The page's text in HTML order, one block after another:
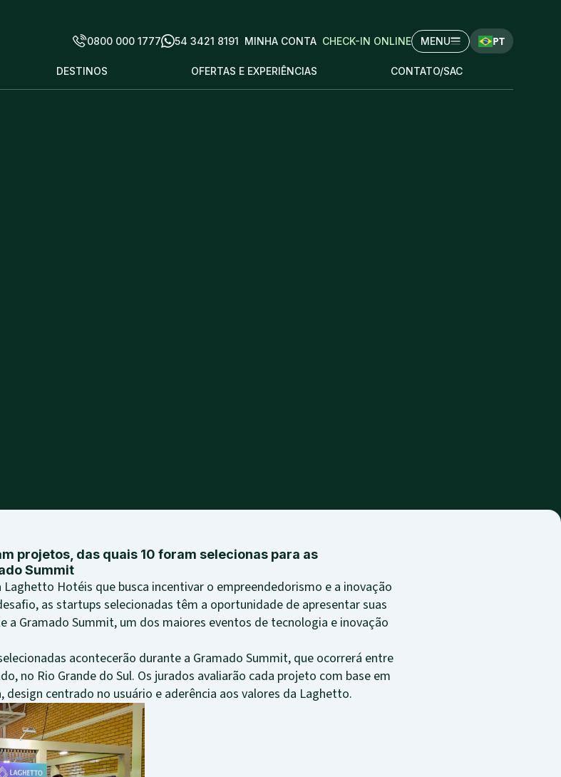
0800 000 1777 54 3421 8191 MINHA CONTA CHECK-IN ONLINE MENU PT
DESTINOS OFERTAS E EXPERIÊNCIAS CONTATO/SAC
projetos, das quais 10 foram selecionas para as
Summit
Hotéis que busca incentivar o empreendedorismo e a inovação
as startups selecionadas têm a oportunidade de apresentar suas
a Gramado Summit, um dos maiores eventos de tecnologia e inovação
acontecerão durante a Gramado Summit, que ocorrerá entre
no Rio Grande do Sul. Os jurados avaliarão cada projeto com base em
centrado no usuário e aderência aos valores da Laghetto.